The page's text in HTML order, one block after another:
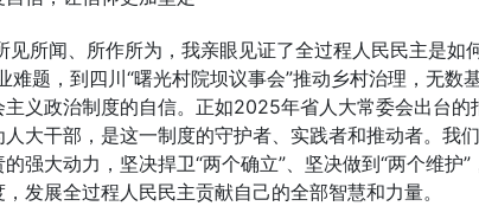
见所闻、所作所为，我亲眼见证了全过程人民民主是如
难题，到四川“曙光村院坝议事会”推动乡村治理，无
义政治制度的自信。正如2025年省人大常委会出台
大干部，是这一制度的守护者、实践者和推动者。我
强大动力，坚决捍卫“两个确立”、坚决做到“两个维护
发展全过程人民民主贡献自己的全部智慧和力量。